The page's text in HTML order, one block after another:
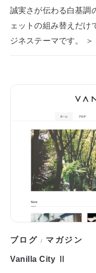
誠実さが伝わる白基調
ェットの組み替えだけ
ジネステーマです。 ＞
ブログ / マガジン
Vanilla City Ⅱ